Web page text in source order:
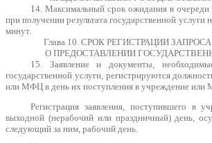
14. Максимальный срок ожидания в очереди
при получении результата государственной
минут.
Глава 10. СРОК РЕГИСТРАЦИИ
О ПРЕДОСТАВЛЕНИИ
15. Заявление и документы,
государственной услуги, регистрируются
или МФЦ в день их поступления в учреждение или
Регистрация заявления, поступившего
выходной (нерабочий или праздничный) день,
следующий за ним, рабочий день.